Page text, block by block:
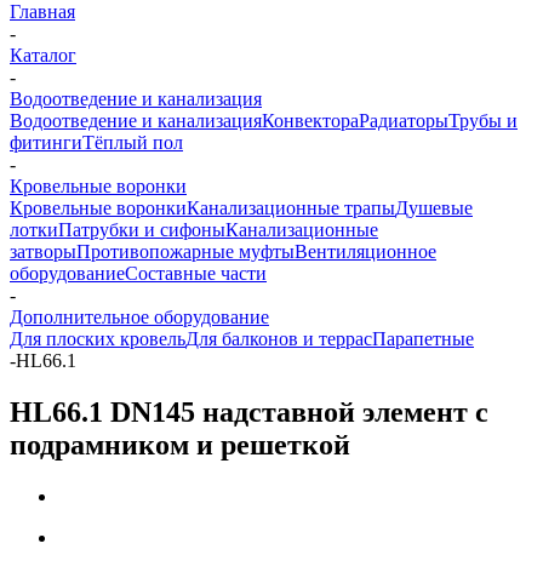
Главная
-
Каталог
-
Водоотведение и канализация
Водоотведение и канализацияКонвектораРадиаторыТрубы и
фитингиТёплый пол
-
Кровельные воронки
Кровельные воронкиКанализационные трапыДушевые
лоткиПатрубки и сифоныКанализационные
затворыПротивопожарные муфтыВентиляционное
оборудованиеСоставные части
-
Дополнительное оборудование
Для плоских кровельДля балконов и террасПарапетные
-HL66.1
HL66.1 DN145 надставной элемент с
подрамником и решеткой